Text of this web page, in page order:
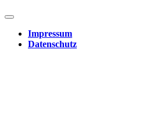
Impressum
Datenschutz